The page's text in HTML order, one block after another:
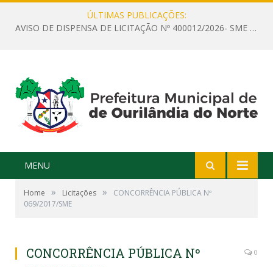
ÚLTIMAS PUBLICAÇÕES:
AVISO DE DISPENSA DE LICITAÇÃO Nº 400012/2026- SME – CONTRATAÇÃO DE EMPRESA ESPECIALIZADA PARA LOCAÇÃO DE ÔNIBUS EXECUTIVO COM CAPACIDADE DE 60 (SESSENTA) POLTRONAS, PARA TRANSPORTAR PROFESSORES RESPONSÁVEIS E ALUNOS PARA BRASÍLIA, COM SAÍDA DIA 10/08/2026 E RETORNO DIA 14/08/2026
MENU
Home » Licitações »
CONCORRÊNCIA PÚBLICA Nº
069/2017/SME
CONCORRÊNCIA PÚBLICA Nº
0